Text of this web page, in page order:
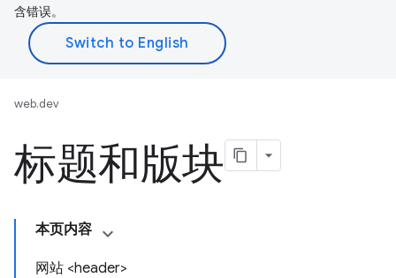
含错误。
web.dev
标题和版块
本页内容
网站 <header>